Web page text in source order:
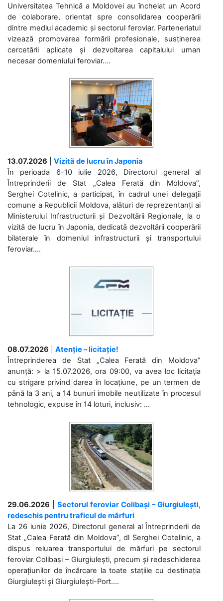
Universitatea Tehnică a Moldovei au încheiat un Acord
de colaborare, orientat spre consolidarea cooperării
dintre mediul academic și sectorul feroviar. Parteneriatul
vizează promovarea formării profesionale, susținerea
cercetării aplicate și dezvoltarea capitalului uman
necesar domeniului feroviar....
13.07.2026
Vizită de lucru în Japonia
În perioada 6-10 iulie 2026, Directorul general al
Întreprinderii de Stat „Calea Ferată din Moldova”,
Serghei Cotelinic, a participat, în cadrul unei delegații
comune a Republicii Moldova, alături de reprezentanți ai
Ministerului Infrastructurii și Dezvoltării Regionale, la o
vizită de lucru în Japonia, dedicată dezvoltării cooperării
bilaterale în domeniul infrastructurii și transportului
feroviar....
08.07.2026
Atenție – licitație!
Întreprinderea de Stat „Calea Ferată din Moldova”
anunță: > la 15.07.2026, ora 09:00, va avea loc licitaţia
cu strigare privind darea în locațiune, pe un termen de
până la 3 ani, a 14 bunuri imobile neutilizate în procesul
tehnologic, expuse în 14 loturi, inclusiv: ...
29.06.2026
Sectorul feroviar Colibași – Giurgiulești,
redeschis pentru traficul de mărfuri
La 26 iunie 2026, Directorul general al Întreprinderii de
Stat „Calea Ferată din Moldova”, dl Serghei Cotelinic, a
dispus reluarea transportului de mărfuri pe sectorul
feroviar Colibași – Giurgiulești, precum și redeschiderea
operațiunilor de încărcare la toate stațiile cu destinația
Giurgiulești și Giurgiulești-Port....